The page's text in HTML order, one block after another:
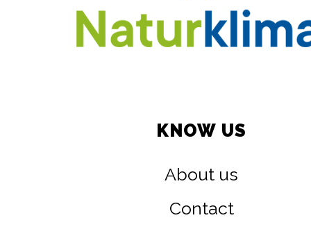
KNOW US
About us
Contact